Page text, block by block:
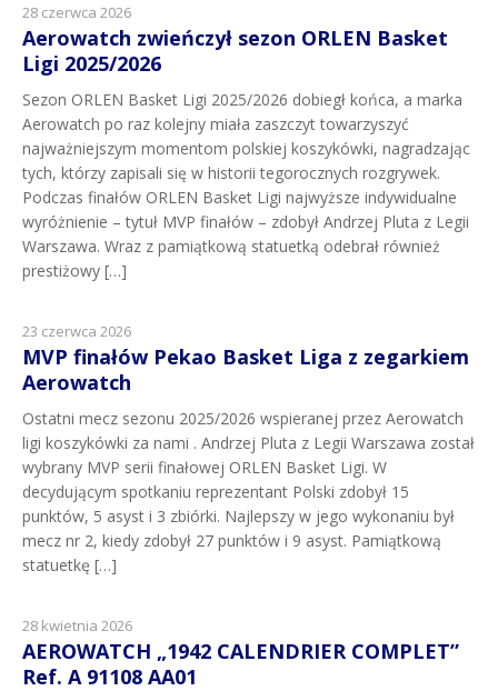
28 czerwca 2026
Aerowatch zwieńczył sezon ORLEN Basket
Ligi 2025/2026
Sezon ORLEN Basket Ligi 2025/2026 dobiegł końca, a marka
Aerowatch po raz kolejny miała zaszczyt towarzyszyć
najważniejszym momentom polskiej koszykówki, nagradzając
tych, którzy zapisali się w historii tegorocznych rozgrywek.
Podczas finałów ORLEN Basket Ligi najwyższe indywidualne
wyróżnienie – tytuł MVP finałów – zdobył Andrzej Pluta z Legii
Warszawa. Wraz z pamiątkową statuetką odebrał również
prestiżowy […]
23 czerwca 2026
MVP finałów Pekao Basket Liga z zegarkiem
Aerowatch
Ostatni mecz sezonu 2025/2026 wspieranej przez Aerowatch
ligi koszykówki za nami . Andrzej Pluta z Legii Warszawa został
wybrany MVP serii finałowej ORLEN Basket Ligi. W
decydującym spotkaniu reprezentant Polski zdobył 15
punktów, 5 asyst i 3 zbiórki. Najlepszy w jego wykonaniu był
mecz nr 2, kiedy zdobył 27 punktów i 9 asyst. Pamiątkową
statuetkę […]
28 kwietnia 2026
AEROWATCH „1942 CALENDRIER COMPLET”
Ref. A 91108 AA01